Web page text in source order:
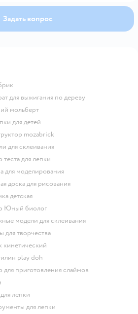
Задать вопрос
для выжигания по дереву
мольберт
для детей
mozabrick
для склеивания
теста для лепки
для моделирования
доска для рисования
детская
Юный биолог
модели для склеивания
для творчества
кинетический
play doh
для приготовления слаймов
для лепки
для лепки